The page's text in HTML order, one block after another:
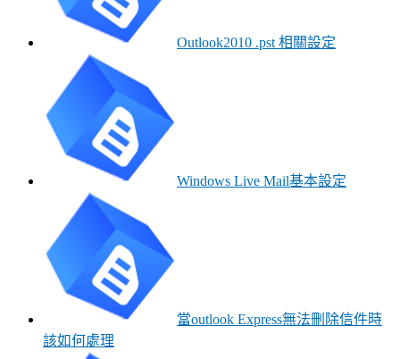
Outlook2010 .pst 相關設定
Windows Live Mail基本設定
當outlook Express無法刪除信件時
該如何處理